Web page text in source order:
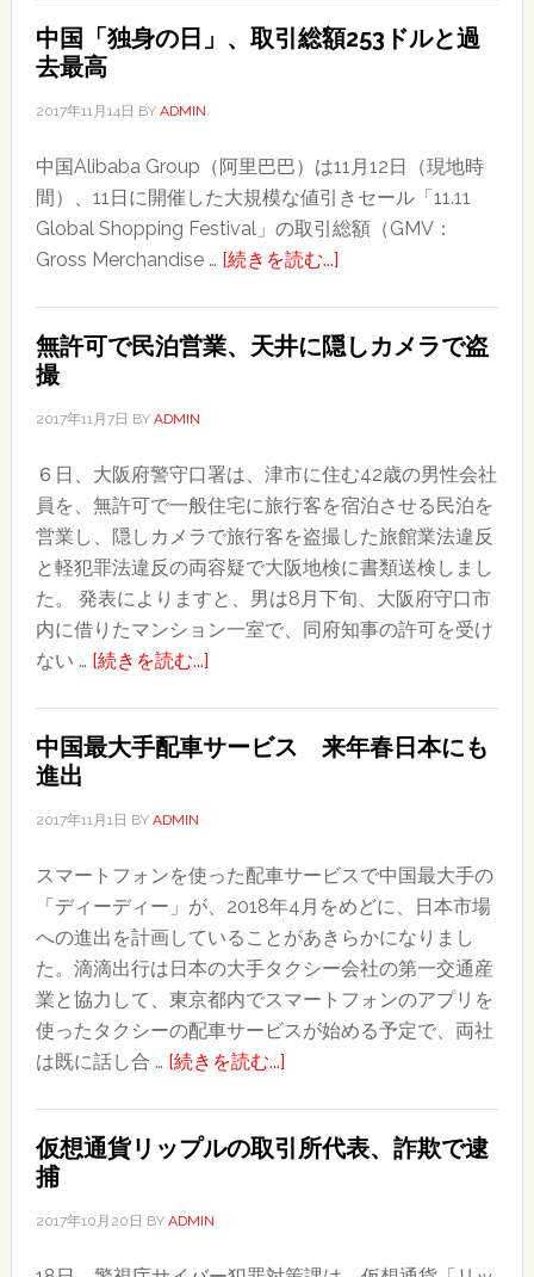
ン、
ト
ッ
プ、
コ
ニ
人
誌
販
売
中
止
中国「独身の日」、取引総額253ドルと過
去最高
2017年11月14日 BY ADMIN
中国Alibaba Group（阿里巴巴）は11月12日（現地時
間）、11日に開催した大規模な値引きセール「11.11
Global Shopping Festival」の取引総額（GMV：
Gross Merchandise … [続きを読む...]about
「独
取
引
総
額
253
ド
去
無許可で民泊営業、天井に隠しカメラで盗
撮
2017年11月7日 BY ADMIN
６日、大阪府警守口署は、津市に住む42歳の男性会社
員を、無許可で一般住宅に旅行客を宿泊させる民泊を
営業し、隠しカメラで旅行客を盗撮した旅館業法違反
と軽犯罪法違反の両容疑で大阪地検に書類送検しまし
た。 発表によりますと、男は8月下旬、大阪府守口市
内に借りたマンション一室で、同府知事の許可を受け
ない … [続きを読む...]about
可
営
業、
天
井
に
隠
し
ラ
盗
中国最大手配車サービス 来年春日本にも
進出
2017年11月1日 BY ADMIN
スマートフォンを使った配車サービスで中国最大手の
「ディーディー」が、2018年4月をめどに、日本市場
への進出を計画していることがあきらかになりまし
た。滴滴出行は日本の大手タクシー会社の第一交通産
業と協力して、東京都内でスマートフォンのアプリを
使ったタクシーの配車サービスが始める予定で、両社
は既に話し合 … [続きを読む...]about
最
仮想通貨リップルの取引所代表、詐欺で逮
捕
2017年10月20日 BY ADMIN